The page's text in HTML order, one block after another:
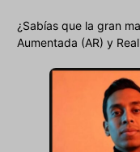
¿Sabías que la gran
Aumentada (AR) y